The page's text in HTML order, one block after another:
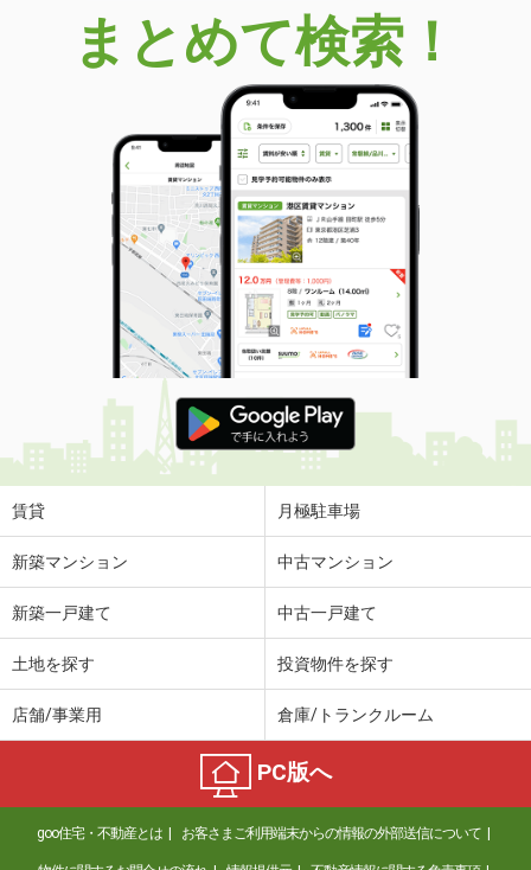
まとめて検索！
賃貸 月極駐車場
新築マンション 中古マンション
新築一戸建て 中古一戸建て
土地を探す 投資物件を探す
店舗/事業用 倉庫/トランクルーム
PC版へ
goo住宅・不動産とは お客さまご利用端末からの情報の外部送信について